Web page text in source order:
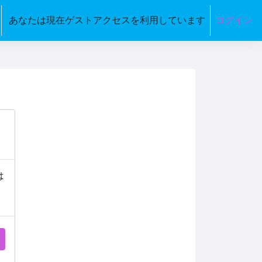
あなたは現在ゲストアクセスを利用しています ログイン